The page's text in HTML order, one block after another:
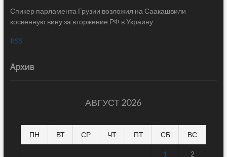
Спикер парламента Грузии возложил на Саакашвили
косвенную вину за вторжение РФ в Украину
RSS
Архив
АВГУСТ 2026
ПН ВТ СР ЧТ ПТ СБ ВС
1 2